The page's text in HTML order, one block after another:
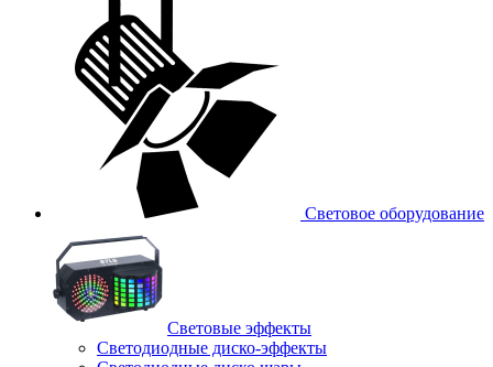
Световое оборудование
Световые эффекты
Светодиодные диско-эффекты